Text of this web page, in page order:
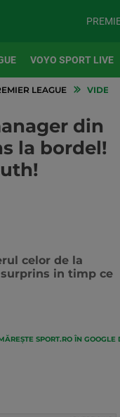
VOYO SPORT LIVE
LEAGUE VIDEO
din
la bordel!
celor de la
in timp ce
SPORT.RO ÎN GOOGLE